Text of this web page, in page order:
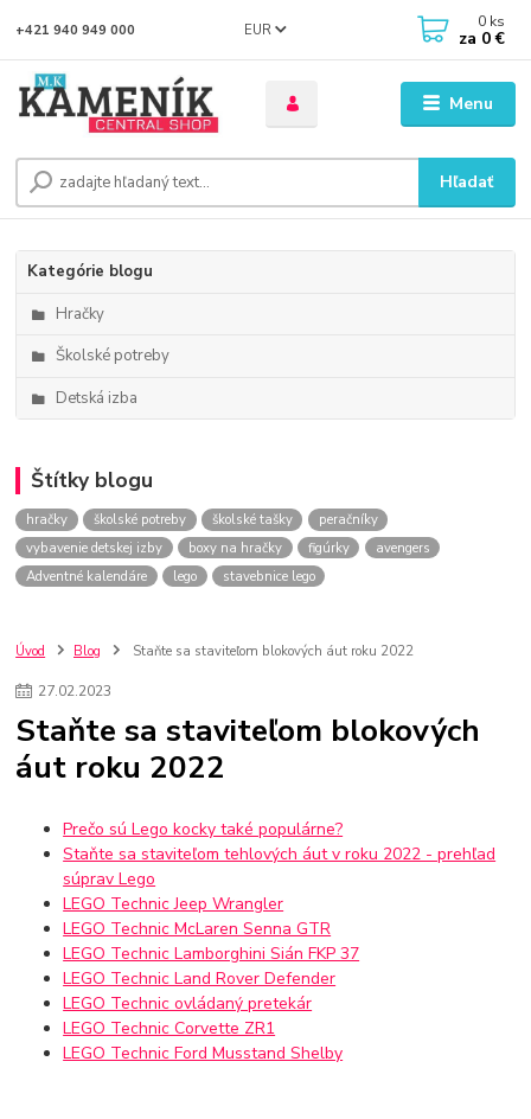
Menu
EUR
Hľadať
+421 940 949 000 0 ks
za 0 €
Kategórie blogu
Hračky
Školské potreby
Detská izba
Štítky blogu
hračky školské potreby školské tašky
peračníky
vybavenie detskej izby
boxy na hračky figúrky
avengers
Adventné kalendáre
lego stavebnice lego
Úvod Blog Staňte sa staviteľom blokových áut roku 2022
27.02.2023
Staňte sa staviteľom blokových
áut roku 2022
Prečo sú Lego kocky také populárne?
Staňte sa staviteľom tehlových áut v roku 2022 - prehľad
súprav Lego
LEGO Technic Jeep Wrangler
LEGO Technic McLaren Senna GTR
LEGO Technic Lamborghini Sián FKP 37
LEGO Technic Land Rover Defender
LEGO Technic ovládaný pretekár
LEGO Technic Corvette ZR1
LEGO Technic Ford Musstand Shelby